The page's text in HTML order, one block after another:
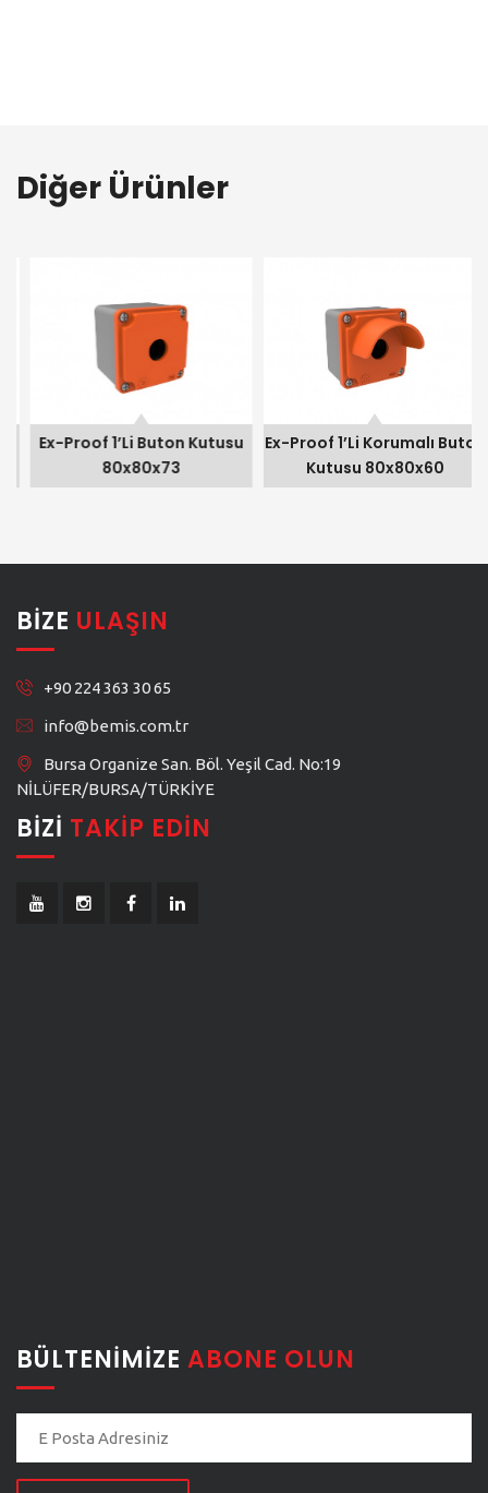
Diğer Ürünler
Ex-Proof 1’li Buton Kutusu
80x80x73
Ex-Proof 1’li Korumalı Buton
Kutusu 80x80x60
BIZE ULAŞIN
+90 224 363 30 65
info@bemis.com.tr
Bursa Organize San. Böl. Yeşil Cad. No:19
NİLÜFER/BURSA/TÜRKİYE
BIZI TAKIP EDIN
BÜLTENIMIZE ABONE OLUN